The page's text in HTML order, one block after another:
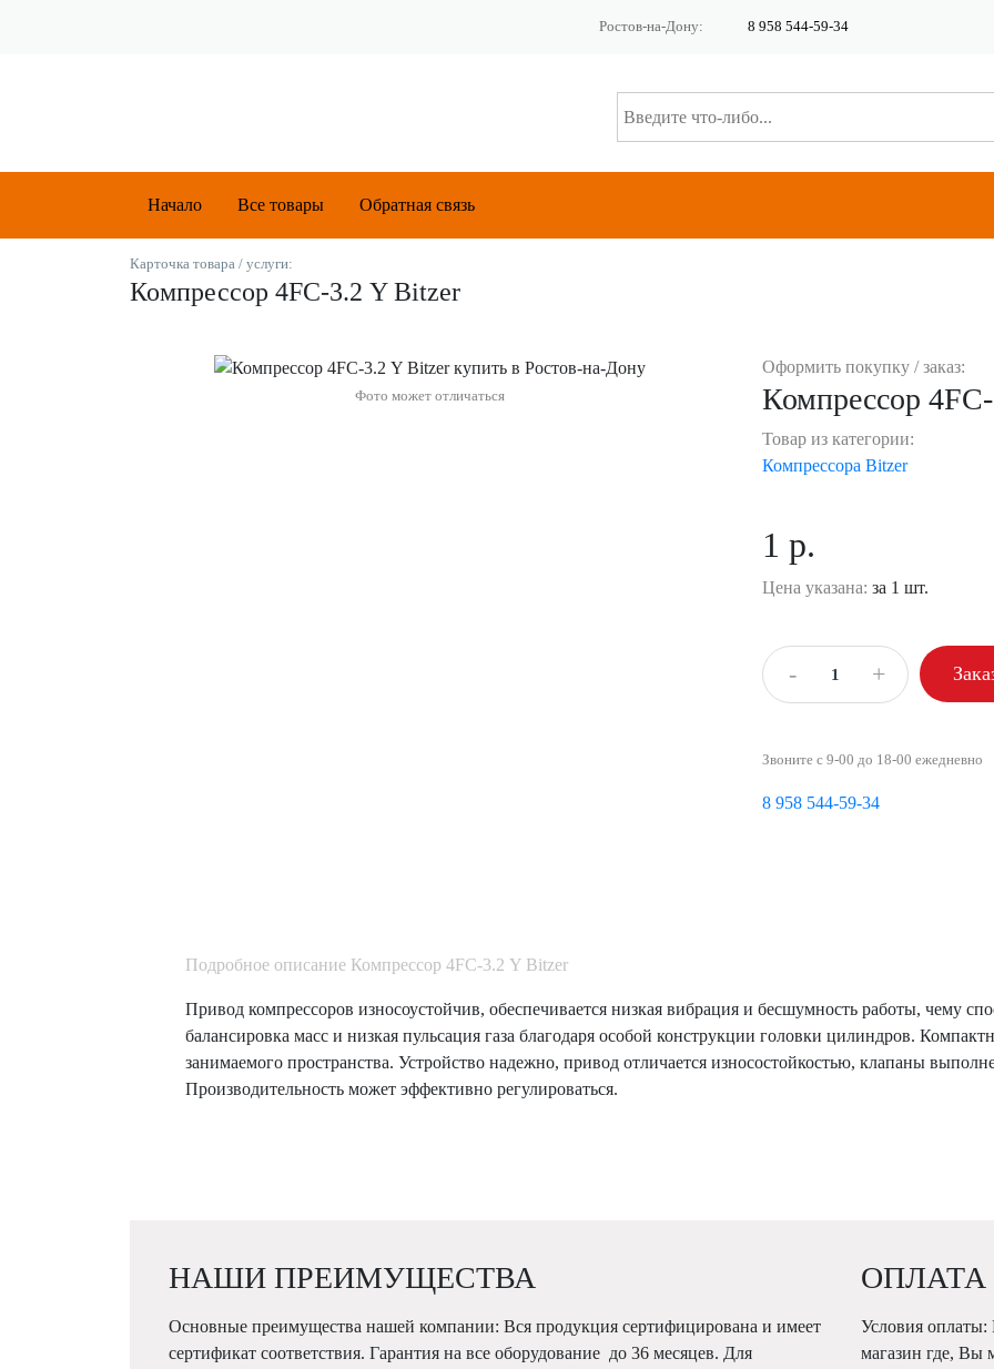
Ростов-на-Дону: 8 958 544-59-34
Начало Все товары Обратная связь
Карточка товара / услуги:
Компрессор 4FС-3.2 Y Bitzer
Фото может отличаться
Оформить покупку / заказ:
Компрессор
Товар из категории:
Компрессора Bitzer
1 р.
Цена указана: за 1 шт.
- +
Звоните с 9-00 до 18-00 ежедневно
8 958 544-59-34
Подробное описание Компрессор 4FС-3.2 Y Bitzer
Привод компрессоров износоустойчив, обеспечивается низкая вибрация и бесшумность работы, чему
балансировка масс и низкая пульсация газа благодаря особой конструкции головки цилиндров.
занимаемого пространства. Устройство надежно, привод отличается износостойкостью, клапаны
Производительность может эффективно регулироваться.
НАШИ ПРЕИМУЩЕСТВА
Основные преимущества нашей компании: Вся продукция сертифицирована и имеет
сертификат соответствия. Гарантия на все оборудование до 36 месяцев. Для
ОПЛАТА
Условия
магазин где, Вы